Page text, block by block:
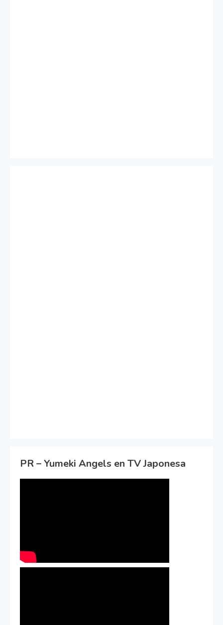
PR – Yumeki Angels en TV Japonesa